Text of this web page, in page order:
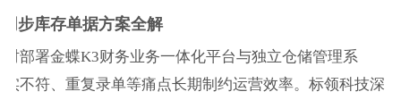
步库存单据方案全解
部署金蝶K3财务业务一体化平台与独立仓储管理系
不符、重复录单等痛点长期制约运营效率。标领科技深